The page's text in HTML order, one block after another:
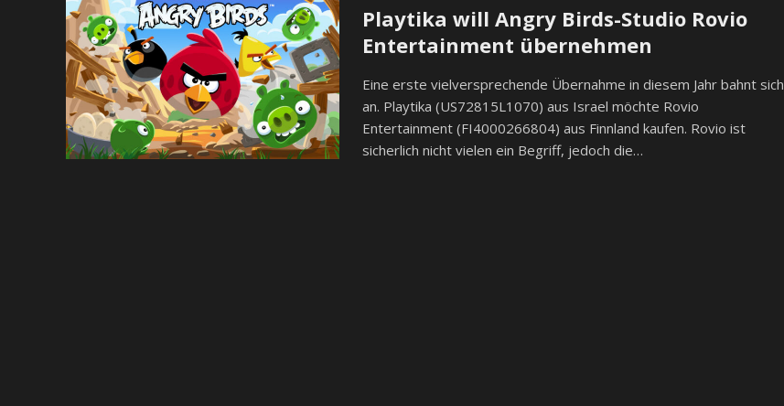
Playtika will Angry Birds-Studio Rovio
Entertainment übernehmen
Eine erste vielversprechende Übernahme in diesem Jahr bahnt sich
an. Playtika (US72815L1070) aus Israel möchte Rovio
Entertainment (FI4000266804) aus Finnland kaufen. Rovio ist
sicherlich nicht vielen ein Begriff, jedoch die…